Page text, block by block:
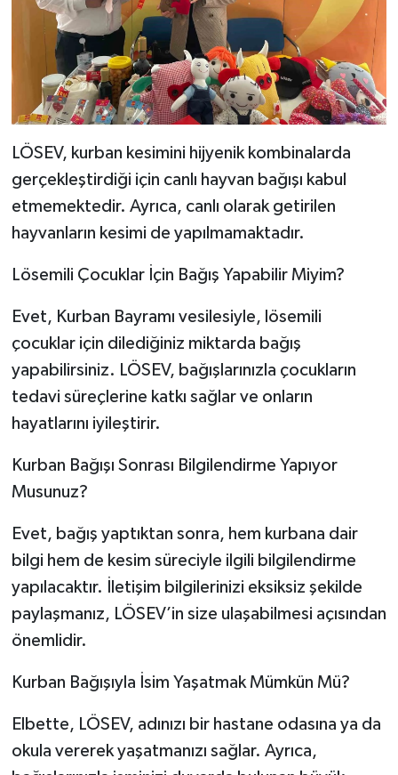
LÖSEV, kurban kesimini hijyenik kombinalarda
gerçekleştirdiği için canlı hayvan bağışı kabul
etmemektedir. Ayrıca, canlı olarak getirilen
hayvanların kesimi de yapılmamaktadır.
Lösemili Çocuklar İçin Bağış Yapabilir Miyim?
Evet, Kurban Bayramı vesilesiyle, lösemili
çocuklar için dilediğiniz miktarda bağış
yapabilirsiniz. LÖSEV, bağışlarınızla çocukların
tedavi süreçlerine katkı sağlar ve onların
hayatlarını iyileştirir.
Kurban Bağışı Sonrası Bilgilendirme Yapıyor
Musunuz?
Evet, bağış yaptıktan sonra, hem kurbana dair
bilgi hem de kesim süreciyle ilgili bilgilendirme
yapılacaktır. İletişim bilgilerinizi eksiksiz şekilde
paylaşmanız, LÖSEV’in size ulaşabilmesi açısından
önemlidir.
Kurban Bağışıyla İsim Yaşatmak Mümkün Mü?
Elbette, LÖSEV, adınızı bir hastane odasına ya da
okula vererek yaşatmanızı sağlar. Ayrıca,